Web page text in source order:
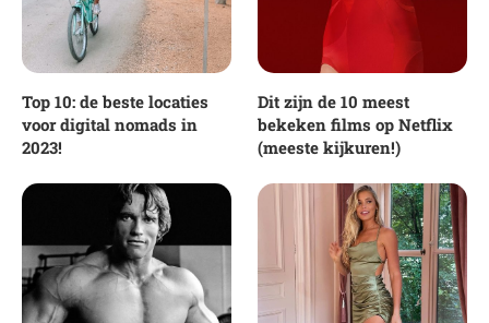
Top 10: de beste locaties
voor digital nomads in
2023!
Dit zijn de 10 meest
bekeken films op Netflix
(meeste kijkuren!)